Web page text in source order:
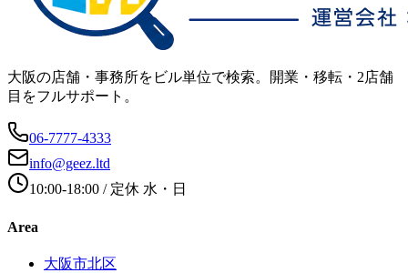
大阪の店舗・事務所をビル単位で検索。開業・移転・2店舗
目をフルサポート。
06-7777-4333
info@geez.ltd
10:00-18:00 / 定休 水・日
Area
大阪市北区